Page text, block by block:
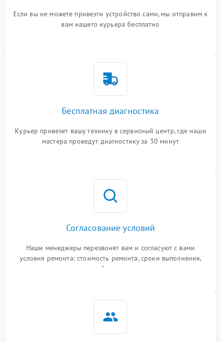
Если вы не можете привезти устройство сами, мы отправим к
вам нашего курьера бесплатно
Бесплатная диагностика
Курьер привезет вашу технику в сервисный центр, где наши
мастера проведут диагностику за 30 минут
Согласование условий
Наши менеджеры перезвонят вам и согласуют с вами
условия ремонта: стоимость ремонта, сроки выполнения,
гарантийные условия